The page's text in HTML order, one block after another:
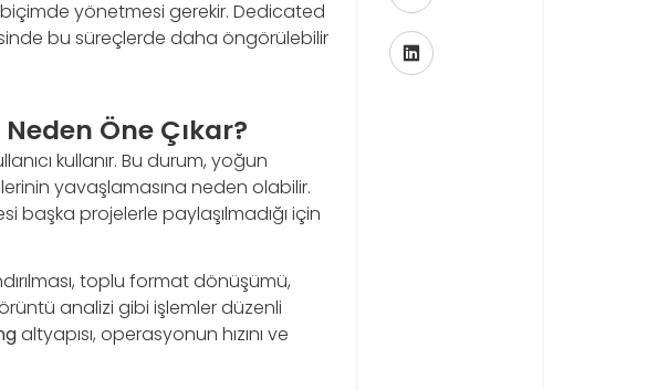
biçimde yönetmesi gerekir. Dedicated
bu süreçlerde daha öngörülebilir
Öne Çıkar?
kullanır. Bu durum, yoğun
yavaşlamasına neden olabilir.
başka projelerle paylaşılmadığı için
toplu format dönüşümü,
analizi gibi işlemler düzenli
altyapısı, operasyonun hızını ve